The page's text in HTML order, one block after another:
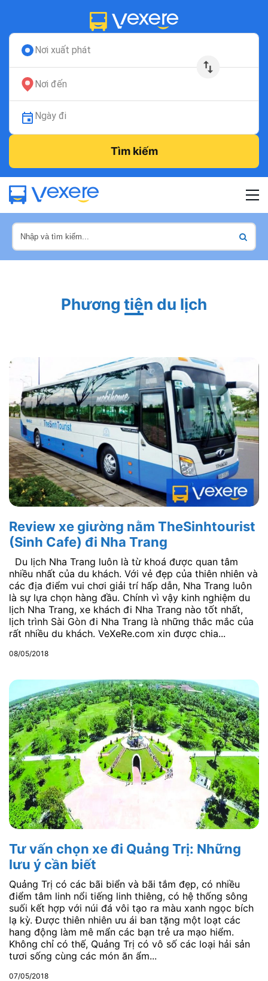
Nơi xuất phát
Nơi đến
Ngày đi
Tìm kiếm
Phương tiện du lịch
Review xe giường nằm TheSinhtourist
(Sinh Cafe) đi Nha Trang
Du lịch Nha Trang luôn là từ khoá được quan tâm
nhiều nhất của du khách. Với vẻ đẹp của thiên nhiên và
các địa điểm vui chơi giải trí hấp dẫn, Nha Trang luôn
là sự lựa chọn hàng đầu. Chính vì vậy kinh nghiệm du
lịch Nha Trang, xe khách đi Nha Trang nào tốt nhất,
lịch trình Sài Gòn đi Nha Trang là những thắc mắc của
rất nhiều du khách. VeXeRe.com xin được chia...
08/05/2018
Tư vấn chọn xe đi Quảng Trị: Những
lưu ý cần biết
Quảng Trị có các bãi biển và bãi tắm đẹp, có nhiều
điểm tâm linh nổi tiếng linh thiêng, có hệ thống sông
suối kết hợp với núi đá vôi tạo ra màu xanh ngọc bích
lạ kỳ. Được thiên nhiên ưu ái ban tặng một loạt các
hang động làm mê mẩn các bạn trẻ ưa mạo hiểm.
Không chỉ có thế, Quảng Trị có vô số các loại hải sản
tươi sống cùng các món ăn ẩm...
07/05/2018